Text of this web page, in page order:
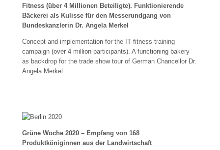
Fitness (über 4 Millionen Beteiligte). Funktionierende
Bäckerei als Kulisse für den Messerundgang von
Bundeskanzlerin Dr. Angela Merkel
Concept and implementation for the IT fitness training
campaign (over 4 million participants). A functioning bakery
as backdrop for the trade show tour of German Chancellor Dr.
Angela Merkel
Grüne Woche 2020 – Empfang von 168
Produktköniginnen aus der Landwirtschaft